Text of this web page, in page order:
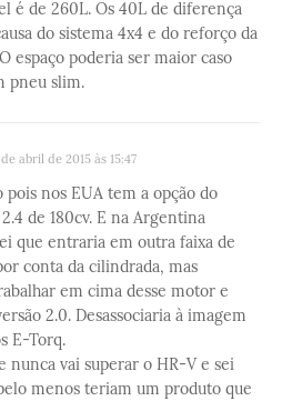
é de 260L. Os 40L de diferença
do sistema 4x4 e do reforço da
espaço poderia ser maior caso
pneu slim.
abril de 2015 às 15:47
pois nos EUA tem a opção do
de 180cv. E na Argentina
que entraria em outra faixa de
conta da cilindrada, mas
em cima desse motor e
2.0. Desassociaria à imagem
E-Torq.
nunca vai superar o HR-V e sei
menos teriam um produto que